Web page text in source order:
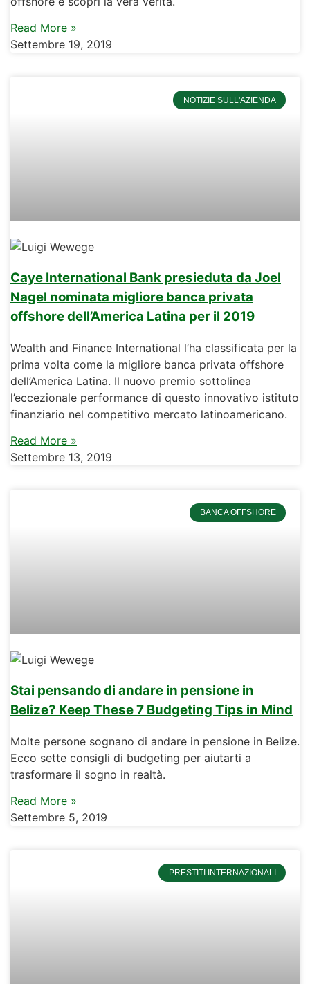
Read More »
Settembre 19, 2019
NOTIZIE SULL'AZIENDA
Caye International Bank presieduta da Joel
Nagel nominata migliore banca privata
offshore dell’America Latina per il 2019
Wealth and Finance International l’ha classificata per la
prima volta come la migliore banca privata offshore
dell’America Latina. Il nuovo premio sottolinea
l’eccezionale performance di questo innovativo istituto
finanziario nel competitivo mercato latinoamericano.
Read More »
Settembre 13, 2019
BANCA OFFSHORE
Stai pensando di andare in pensione in
Belize? Keep These 7 Budgeting Tips in Mind
Molte persone sognano di andare in pensione in Belize.
Ecco sette consigli di budgeting per aiutarti a
trasformare il sogno in realtà.
Read More »
Settembre 5, 2019
PRESTITI INTERNAZIONALI